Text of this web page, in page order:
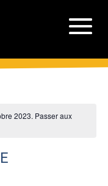
2023. Passer aux